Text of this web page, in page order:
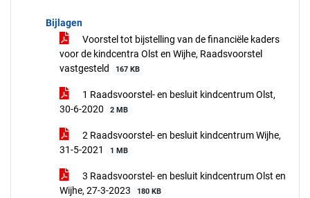
Bijlagen
Voorstel tot bijstelling van de financiële kaders
voor de kindcentra Olst en Wijhe, Raadsvoorstel
vastgesteld
167 KB
1 Raadsvoorstel- en besluit kindcentrum Olst,
30-6-2020
2 MB
2 Raadsvoorstel- en besluit kindcentrum Wijhe,
31-5-2021
1 MB
3 Raadsvoorstel- en besluit kindcentrum Olst en
Wijhe, 27-3-2023
180 KB